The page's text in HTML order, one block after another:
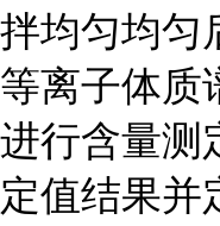
拌均匀均匀
等离子体质
进行含量测
定值结果并